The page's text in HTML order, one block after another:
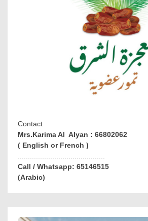
Contact
Mrs.Karima Al Alyan : 66802062
( English or French )
...........................................
Call / Whatsapp: 65146515
(Arabic)